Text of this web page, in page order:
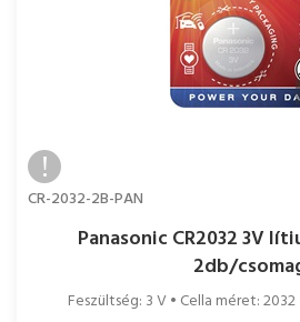
CR-2032-2B-PAN
Panasonic CR2032 3V
2db/
Feszültség: 3 V • Cella méret: